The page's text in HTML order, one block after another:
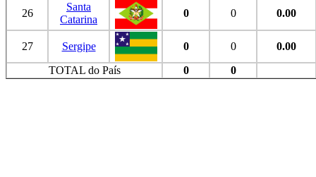
26
Santa
Catarina
0 0 0.00
27 Sergipe 0 0
0.00
TOTAL do País
0 0